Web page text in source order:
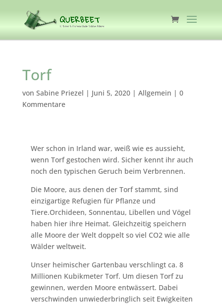
Torf
von Sabine Priezel | Juni 5, 2020| Allgemein | 0
Kommentare
Wer schon in Irland war, weiß wie es aussieht,
wenn Torf gestochen wird. Sicher kennt ihr auch
noch den typischen Geruch beim Verbrennen.
Die Moore, aus denen der Torf stammt, sind
einzigartige Refugien für Pflanze und
Tiere.Orchideen, Sonnentau, Libellen und Vögel
haben hier ihre Heimat. Gleichzeitig speichern
alle Moore der Welt doppelt so viel CO2 wie alle
Wälder weltweit.
Unser heimischer Gartenbau verschlingt ca. 8
Millionen Kubikmeter Torf. Um diesen Torf zu
gewinnen, werden Moore entwässert. Dabei
verschwinden unwiederbringlich seit Ewigkeiten